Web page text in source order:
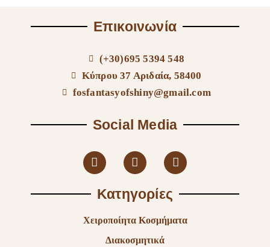
Επικοινωνία
(+30)695 5394 548
Κύπρου 37 Αριδαία, 58400
fosfantasyofshiny@gmail.com
Social Media
Κατηγορίες
Χειροποίητα Κοσμήματα
Διακοσμητικά